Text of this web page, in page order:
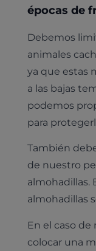
Diagnóstico
Identificación
épocas de
Debemos
animales
ya que estas
a las bajas
podemos
para
También
de nuestro
almohadillas.
almohadillas
En el caso
colocar una